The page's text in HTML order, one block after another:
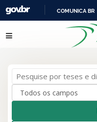
COMUNICA BR
Pular para o conteúdo